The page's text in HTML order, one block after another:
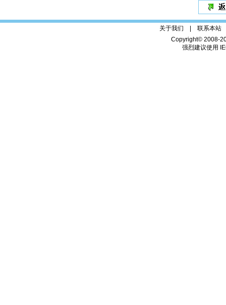
关于我们 | 联系本站
Copyright© 2008-
强烈建议使用